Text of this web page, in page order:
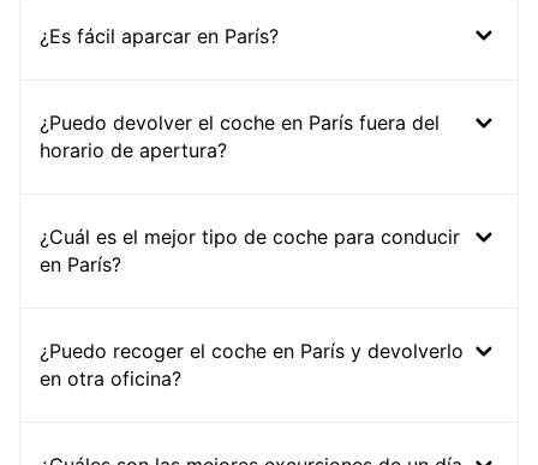
¿Es fácil aparcar en París?
¿Puedo devolver el coche en París fuera del
horario de apertura?
¿Cuál es el mejor tipo de coche para conducir
en París?
¿Puedo recoger el coche en París y devolverlo
en otra oficina?